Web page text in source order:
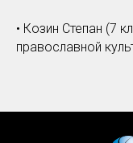
• Козин Степан (7
православной